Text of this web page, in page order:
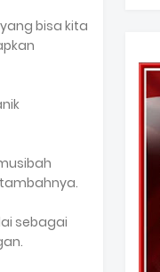
bisa kita
sebagai